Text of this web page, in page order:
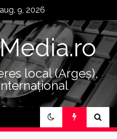
9, 2026
local (Argeș),